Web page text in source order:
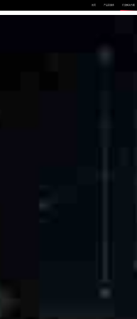
首页 产品及服务 行业解决方案